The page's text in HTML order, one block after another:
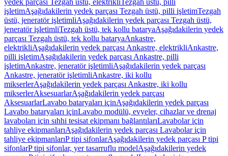
yedek parçası Tezgah üstü, elektrikli Tezgah üstü, pilli
işletimAşağıdakilerin yedek parçası Tezgah üstü, pilli işletimTezgah
üstü, jeneratör işletimliAşağıdakilerin yedek parçası Tezgah üstü,
jeneratör işletimliTezgah üstü, tek kollu bataryaAşağıdakilerin yedek
parçası Tezgah üstü, tek kollu bataryaAnkastre,
elektrikliAşağıdakilerin yedek parçası Ankastre, elektrikliAnkastre,
pilli işletimAşağıdakilerin yedek parçası Ankastre, pilli
işletimAnkastre, jeneratör işletimliAşağıdakilerin yedek parçası
Ankastre, jeneratör işletimliAnkastre, iki kollu
mikserlerAşağıdakilerin yedek parçası Ankastre, iki kollu
mikserlerAksesuarlarAşağıdakilerin yedek parçası
AksesuarlarLavabo bataryaları içinAşağıdakilerin yedek parçası
Lavabo bataryaları içinLavabo modülü, evyeler, cihazlar ve drenaj
lavaboları için sıhhi tesisat ekipmanı bağlantılarıLavabolar için
tahliye ekipmanlarıAşağıdakilerin yedek parçası Lavabolar için
tahliye ekipmanlarıP tipi sifonlarAşağıdakilerin yedek parçası P tipi
sifonlarP tipi sifonlar, yer tasarruflu modelAşağıdakilerin yedek